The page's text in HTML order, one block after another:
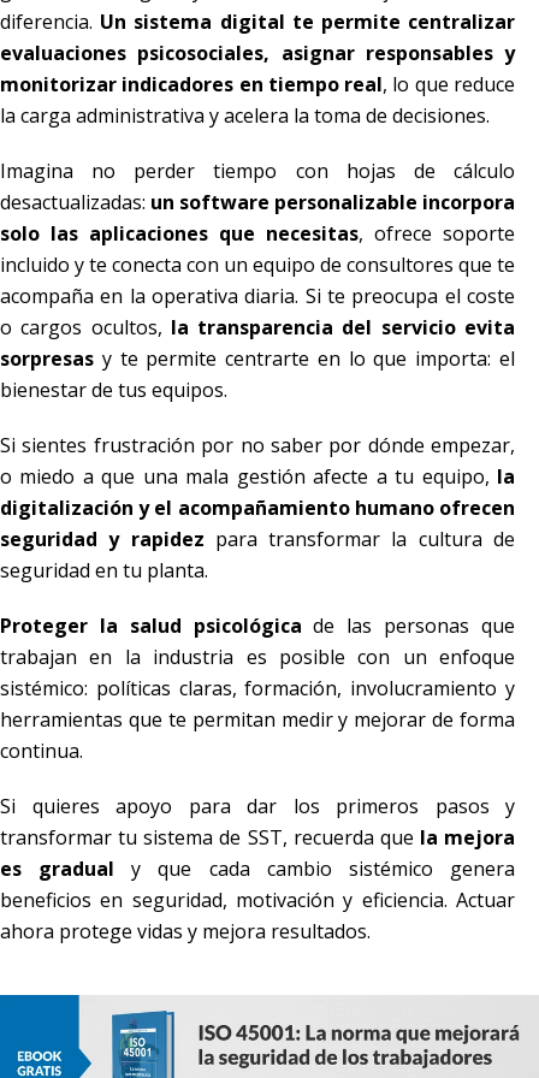
diferencia. Un sistema digital te permite centralizar
evaluaciones psicosociales, asignar responsables y
monitorizar indicadores en tiempo real, lo que reduce
la carga administrativa y acelera la toma de decisiones.
Imagina no perder tiempo con hojas de cálculo
desactualizadas: un software personalizable incorpora
solo las aplicaciones que necesitas, ofrece soporte
incluido y te conecta con un equipo de consultores que te
acompaña en la operativa diaria. Si te preocupa el coste
o cargos ocultos, la transparencia del servicio evita
sorpresas y te permite centrarte en lo que importa: el
bienestar de tus equipos.
Si sientes frustración por no saber por dónde empezar,
o miedo a que una mala gestión afecte a tu equipo, la
digitalización y el acompañamiento humano ofrecen
seguridad y rapidez para transformar la cultura de
seguridad en tu planta.
Proteger la salud psicológica de las personas que
trabajan en la industria es posible con un enfoque
sistémico: políticas claras, formación, involucramiento y
herramientas que te permitan medir y mejorar de forma
continua.
Si quieres apoyo para dar los primeros pasos y
transformar tu sistema de SST, recuerda que la mejora
es gradual y que cada cambio sistémico genera
beneficios en seguridad, motivación y eficiencia. Actuar
ahora protege vidas y mejora resultados.